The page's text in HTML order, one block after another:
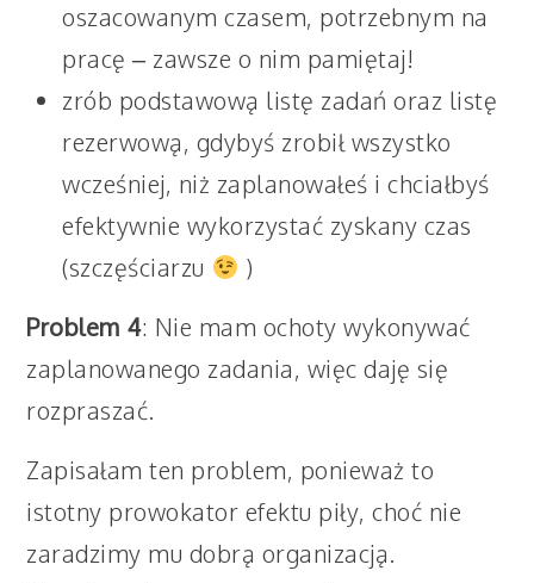
oszacowanym czasem, potrzebnym na
pracę – zawsze o nim pamiętaj!
zrób podstawową listę zadań oraz listę
rezerwową, gdybyś zrobił wszystko
wcześniej, niż zaplanowałeś i chciałbyś
efektywnie wykorzystać zyskany czas
(szczęściarzu
)
Problem 4: Nie mam ochoty wykonywać
zaplanowanego zadania, więc daję się
rozpraszać.
Zapisałam ten problem, ponieważ to
istotny prowokator efektu piły, choć nie
zaradzimy mu dobrą organizacją.